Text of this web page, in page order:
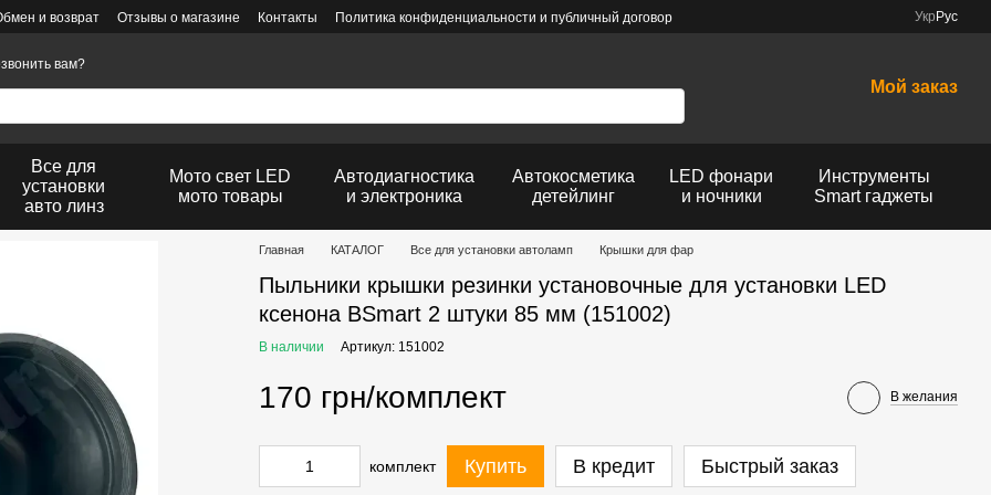
и возврат Отзывы о магазине Контакты Политика конфиденциальности и публичный договор Укр Рус
вам?
Мой заказ
Все для
установки
авто линз
Мото свет LED
мото товары
Автодиагностика
и электроника
Автокосметика
детейлинг
LED фонари
и ночники
Инструменты
Smart гаджеты
Главная КАТАЛОГ Все для установки автоламп Крышки для фар
Пыльники крышки резинки установочные для установки LED
ксенона BSmart 2 штуки 85 мм (151002)
В наличии Артикул: 151002
170 грн/комплект В желания
комплект Купить В кредит Быстрый заказ